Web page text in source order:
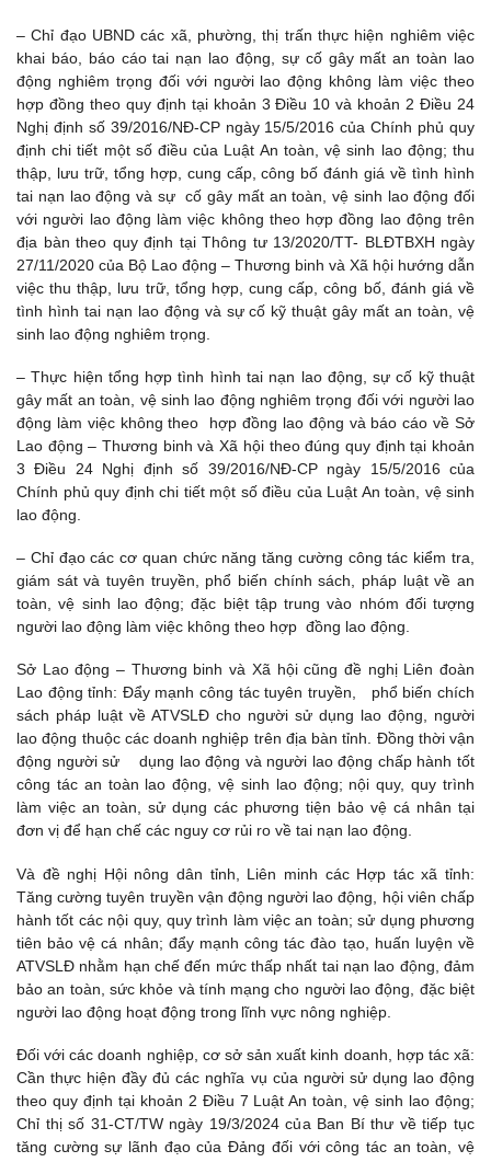
– Chỉ đạo UBND các xã, phường, thị trấn thực hiện nghiêm việc
khai báo, báo cáo tai nạn lao động, sự cố gây mất an toàn lao
động nghiêm trọng đối với người lao động không làm việc theo
hợp đồng theo quy định tại khoản 3 Điều 10 và khoản 2 Điều 24
Nghị định số 39/2016/NĐ-CP ngày 15/5/2016 của Chính phủ quy
định chi tiết một số điều của Luật An toàn, vệ sinh lao động; thu
thập, lưu trữ, tổng hợp, cung cấp, công bố đánh giá về tình hình
tai nạn lao động và sự cố gây mất an toàn, vệ sinh lao động đối
với người lao động làm việc không theo hợp đồng lao động trên
địa bàn theo quy định tại Thông tư 13/2020/TT- BLĐTBXH ngày
27/11/2020 của Bộ Lao động – Thương binh và Xã hội hướng dẫn
việc thu thập, lưu trữ, tổng hợp, cung cấp, công bố, đánh giá về
tình hình tai nạn lao động và sự cố kỹ thuật gây mất an toàn, vệ
sinh lao động nghiêm trọng.
– Thực hiện tổng hợp tình hình tai nạn lao động, sự cố kỹ thuật
gây mất an toàn, vệ sinh lao động nghiêm trọng đối với người lao
động làm việc không theo hợp đồng lao động và báo cáo về Sở
Lao động – Thương binh và Xã hội theo đúng quy định tại khoản
3 Điều 24 Nghị định số 39/2016/NĐ-CP ngày 15/5/2016 của
Chính phủ quy định chi tiết một số điều của Luật An toàn, vệ sinh
lao động.
– Chỉ đạo các cơ quan chức năng tăng cường công tác kiểm tra,
giám sát và tuyên truyền, phổ biến chính sách, pháp luật về an
toàn, vệ sinh lao động; đặc biệt tập trung vào nhóm đối tượng
người lao động làm việc không theo hợp đồng lao động.
Sở Lao động – Thương binh và Xã hội cũng đề nghị Liên đoàn
Lao động tỉnh: Đẩy mạnh công tác tuyên truyền, phổ biến chích
sách pháp luật về ATVSLĐ cho người sử dụng lao động, người
lao động thuộc các doanh nghiệp trên địa bàn tỉnh. Đồng thời vận
động người sử dụng lao động và người lao động chấp hành tốt
công tác an toàn lao động, vệ sinh lao động; nội quy, quy trình
làm việc an toàn, sử dụng các phương tiện bảo vệ cá nhân tại
đơn vị để hạn chế các nguy cơ rủi ro về tai nạn lao động.
Và đề nghị Hội nông dân tỉnh, Liên minh các Hợp tác xã tỉnh:
Tăng cường tuyên truyền vận động người lao động, hội viên chấp
hành tốt các nội quy, quy trình làm việc an toàn; sử dụng phương
tiên bảo vệ cá nhân; đẩy mạnh công tác đào tạo, huấn luyện về
ATVSLĐ nhằm hạn chế đến mức thấp nhất tai nạn lao động, đảm
bảo an toàn, sức khỏe và tính mạng cho người lao động, đặc biệt
người lao động hoạt động trong lĩnh vực nông nghiệp.
Đối với các doanh nghiệp, cơ sở sản xuất kinh doanh, hợp tác xã:
Cần thực hiện đầy đủ các nghĩa vụ của người sử dụng lao động
theo quy định tại khoản 2 Điều 7 Luật An toàn, vệ sinh lao động;
Chỉ thị số 31-CT/TW ngày 19/3/2024 của Ban Bí thư về tiếp tục
tăng cường sự lãnh đạo của Đảng đối với công tác an toàn, vệ